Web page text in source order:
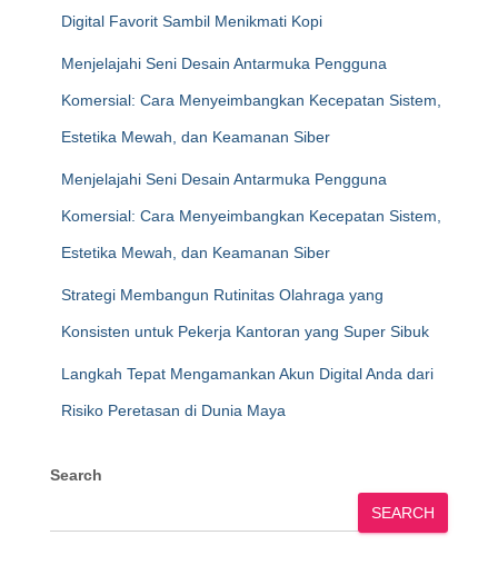
Digital Favorit Sambil Menikmati Kopi
Menjelajahi Seni Desain Antarmuka Pengguna
Komersial: Cara Menyeimbangkan Kecepatan Sistem,
Estetika Mewah, dan Keamanan Siber
Menjelajahi Seni Desain Antarmuka Pengguna
Komersial: Cara Menyeimbangkan Kecepatan Sistem,
Estetika Mewah, dan Keamanan Siber
Strategi Membangun Rutinitas Olahraga yang
Konsisten untuk Pekerja Kantoran yang Super Sibuk
Langkah Tepat Mengamankan Akun Digital Anda dari
Risiko Peretasan di Dunia Maya
Search
SEARCH